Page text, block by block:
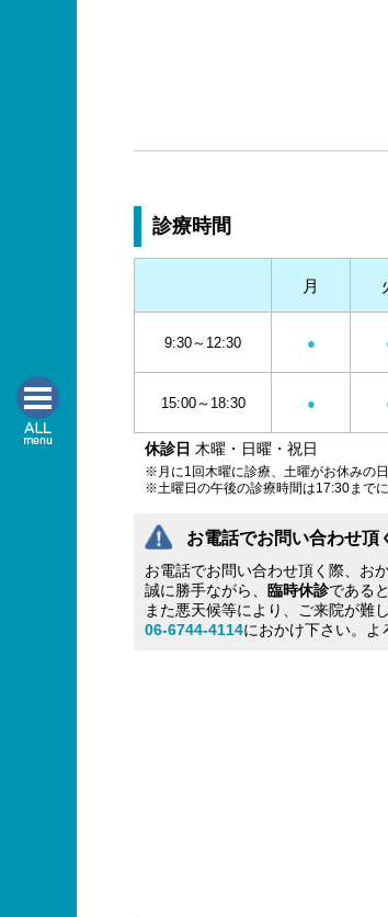
診療時間
休診日 木曜・日曜・祝日
※月に1回木曜に診療、土曜がお休みの日
※土曜日の午後の診療時間は17:30までに
月
9:30～12:30 ●
15:00～18:30 ●
お電話でお問い合わせ頂
お電話でお問い合わせ頂く際、お
誠に勝手ながら、 臨時休診である
また悪天候等により、ご来院が難
06-6744-4114におかけ下さい。よ